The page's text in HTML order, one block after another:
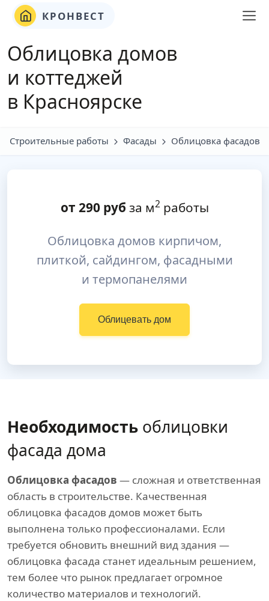
КРОНВЕСТ
Облицовка домов
и коттеджей
в Красноярске
Строительные работы Фасады Облицовка фасадов
от 290руб за м2работы
Облицовка домов кирпичом,
плиткой, сайдингом, фасадными
и термопанелями
Облицевать дом
Необходимость облицовки
фасада дома
Облицовка фасадов — сложная и ответственная
область в строительстве. Качественная
облицовка фасадов домов может быть
выполнена только профессионалами. Если
требуется обновить внешний вид здания —
облицовка фасада станет идеальным решением,
тем более что рынок предлагает огромное
количество материалов и технологий.